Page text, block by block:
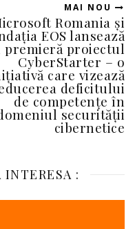
MAI NOU
Romania și
EOS lansează
premieră proiectul
CyberStarter – o
care vizează
deficitului
de competențe în
securității
cibernetice
: